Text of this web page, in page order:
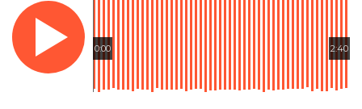
0:00 2:40